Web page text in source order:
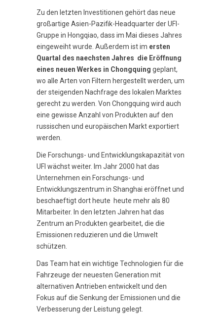
Zu den letzten Investitionen gehört das neue
großartige Asien-Pazifik-Headquarter der UFI-
Gruppe in Hongqiao, dass im Mai dieses Jahres
eingeweiht wurde. Außerdem ist im ersten
Quartal des naechsten Jahres die Eröffnung
eines neuen Werkes in Chongquing geplant,
wo alle Arten von Filtern hergestellt werden, um
der steigenden Nachfrage des lokalen Marktes
gerecht zu werden. Von Chongquing wird auch
eine gewisse Anzahl von Produkten auf den
russischen und europäischen Markt exportiert
werden.
Die Forschungs- und Entwicklungskapazität von
UFI wächst weiter. Im Jahr 2000 hat das
Unternehmen ein Forschungs- und
Entwicklungszentrum in Shanghai eröffnet und
beschaeftigt dort heute heute mehr als 80
Mitarbeiter. In den letzten Jahren hat das
Zentrum an Produkten gearbeitet, die die
Emissionen reduzieren und die Umwelt
schützen.
Das Team hat ein wichtige Technologien für die
Fahrzeuge der neuesten Generation mit
alternativen Antrieben entwickelt und den
Fokus auf die Senkung der Emissionen und die
Verbesserung der Leistung gelegt.